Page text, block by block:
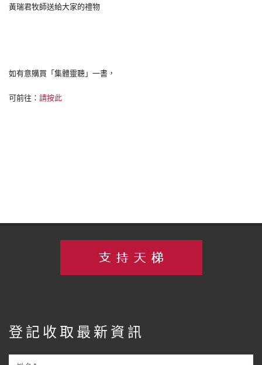
黃瑞君牧師送給大家的禮物
如有意購買「集體靈聽」一書，
可前往： 請按此
登記收取最新資訊